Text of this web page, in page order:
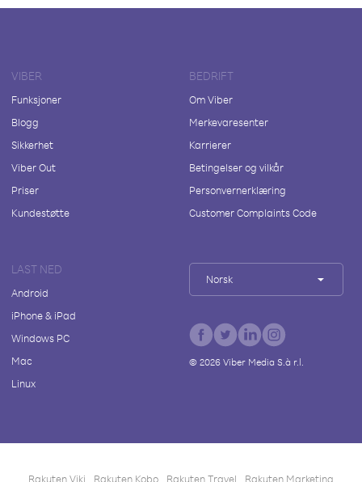
VIBER
Funksjoner
Blogg
Sikkerhet
Viber Out
Priser
Kundestøtte
BEDRIFT
Om Viber
Merkevaresenter
Karrierer
Betingelser og vilkår
Personvernerklæring
Customer Complaints Code
LAST NED
Android
iPhone & iPad
Windows PC
Mac
Linux
Norsk
© 2026Viber Media S.à r.l.
Rakuten Viki Rakuten Kobo Rakuten Travel Rakuten Marketing